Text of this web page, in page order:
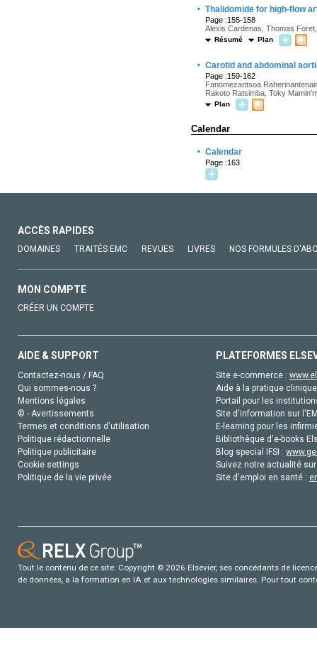
· Thalidomide for high-flow
Page :155-158
Alexis Cardenas, Thomas
Résumé Plan
· Carotid and abdominal
Page :159-162
Fanomezantsoa
Rakoto Ratsimba, Toky
Plan
Calendar
· Calendar
Page :163
ACCÈS RAPIDES
DOMAINES TRAITÉS EMC REVUES LIVRES NOS FORMULES
MON COMPTE
CRÉER UN COMPTE
AIDE & SUPPORT
Contactez-nous / FAQ
Qui sommes-nous ?
Mentions légales
© - Avertissements
Termes et conditions d'utilisation
Politique rédactionnelle
Politique publicitaire
Cookie settings
Politique de la vie privée
PLATEFORMES
Site e-commerce :
Aide à la pratique
Portail pour les
Site d'information sur
E-learning pour les
Bibliothèque d'e-books
Blog special IFSI :
Suivez notre actualité
Site d'emploi en santé :
Tout le contenu de ce site: Copyright © 2026 Elsevier, ses concédants de
de données, a la formation en IA et aux technologies similaires. Pour tout